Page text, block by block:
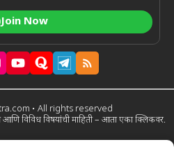
Join Now
• All rights reserved
आणि विविध विषयांची माहिती – आता एका क्लिकवर.